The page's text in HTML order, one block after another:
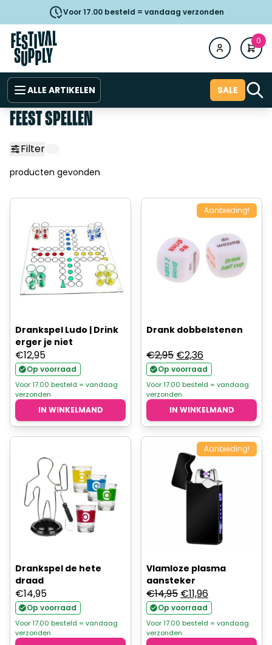
Voor 17.00 besteld = vandaag verzonden
0
ALLE ARTIKELEN SALE
FEEST SPELLEN
Filter
producten gevonden
Drankspel Ludo | Drink
erger je niet
€12,95
Op voorraad
Voor 17.00 besteld = vandaag
verzonden
IN WINKELMAND
Aanbieding!
Drank dobbelstenen
€2,95 Oorspronkelijke
prijs
was:
€2,95.
€2,36Huidige
prijs
is:
€2,36.
Op voorraad
Voor 17.00 besteld = vandaag
verzonden
IN WINKELMAND
Drankspel de hete
draad
€14,95
Op voorraad
Voor 17.00 besteld = vandaag
verzonden
Aanbieding!
Vlamloze plasma
aansteker
€14,95 Oorspronkelijke
prijs
was:
€14,95.
€11,96Huidige
prijs
is:
€11,96.
Op voorraad
Voor 17.00 besteld = vandaag
verzonden